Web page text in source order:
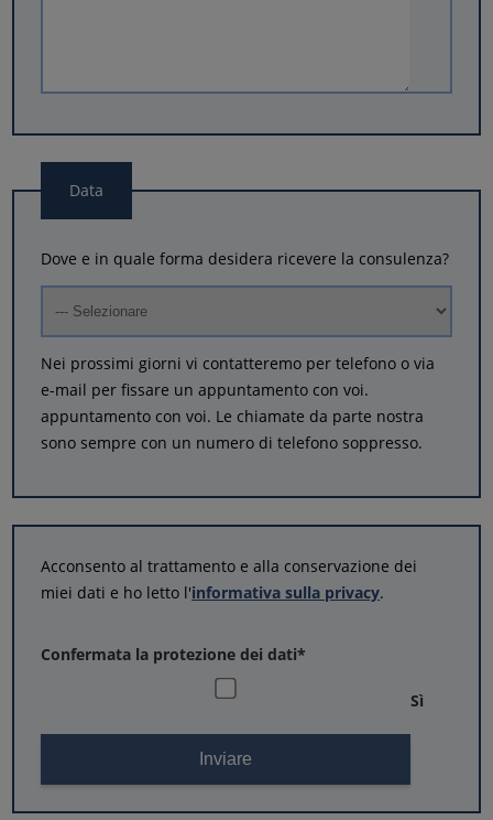
Data
Dove e in quale forma desidera ricevere la consulenza?
Nei prossimi giorni vi contatteremo per telefono o via
e-mail per fissare un appuntamento con voi.
appuntamento con voi. Le chiamate da parte nostra
sono sempre con un numero di telefono soppresso.
Acconsento al trattamento e alla conservazione dei
miei dati e ho letto l'informativa sulla privacy.
Confermata la protezione dei dati*
Sì